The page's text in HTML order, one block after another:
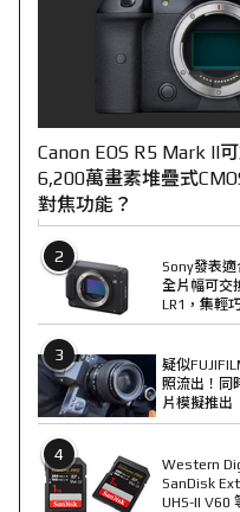
Canon EOS R5 Mark II
6,200萬畫素堆疊式
對焦功能？
2
Sony發表
全片幅可交
LR1，集輕
3
疑似
照流出！同
片模擬推出
4
Western
SanDisk
UHS-II V60